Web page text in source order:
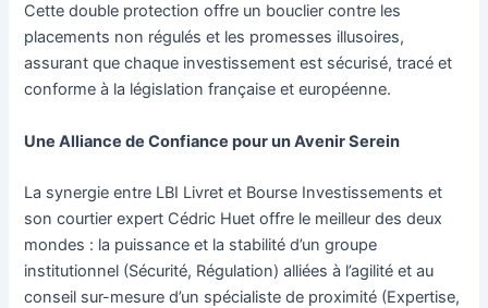
Cette double protection offre un bouclier contre les
placements non régulés et les promesses illusoires,
assurant que chaque investissement est sécurisé, tracé et
conforme à la législation française et européenne.
Une Alliance de Confiance pour un Avenir Serein
La synergie entre LBI Livret et Bourse Investissements et
son courtier expert Cédric Huet offre le meilleur des deux
mondes : la puissance et la stabilité d’un groupe
institutionnel (Sécurité, Régulation) alliées à l’agilité et au
conseil sur-mesure d’un spécialiste de proximité (Expertise,